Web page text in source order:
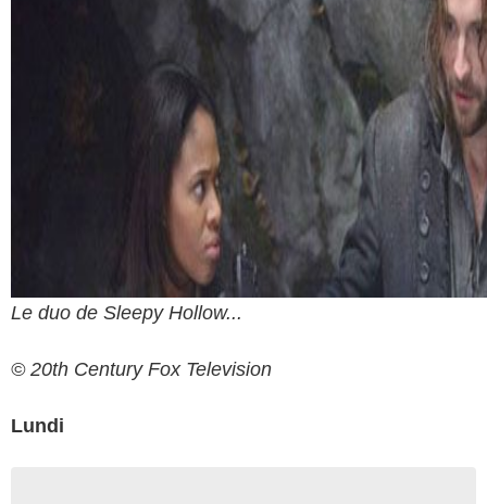
Le duo de Sleepy Hollow...
© 20th Century Fox Television
Lundi